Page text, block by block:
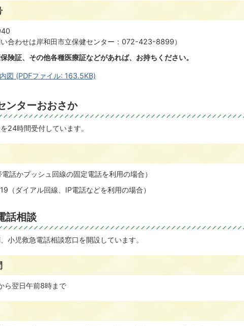
い合わせは岸和田市立保健センター：072-423-8899）
険証、その他各種医療証などがあれば、お持ちください。
図 (PDFファイル: 163.5KB)
ンターおおさか
24時間受付しています。
話かプッシュ回線の固定電話を利用の場合）
（ダイアル回線、IP電話などを利用の場合）
話相談
小児救急電話相談窓口を開設しています。
ら翌日午前8時まで